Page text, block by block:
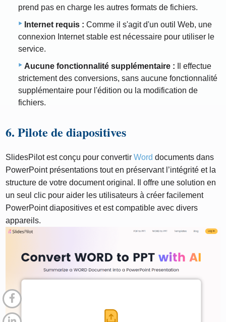
prend pas en charge les autres formats de fichiers.
Internet requis : Comme il s'agit d'un outil Web, une
connexion Internet stable est nécessaire pour utiliser le
service.
Aucune fonctionnalité supplémentaire : Il effectue
strictement des conversions, sans aucune fonctionnalité
supplémentaire pour l'édition ou la modification de
fichiers.
6. Pilote de diapositives
SlidesPilot est conçu pour convertirWord documents dans
PowerPoint présentations tout en préservant l’intégrité et la
structure de votre document original. Il offre une solution en
un seul clic pour aider les utilisateurs à créer facilement
PowerPoint diapositives et est compatible avec divers
appareils.